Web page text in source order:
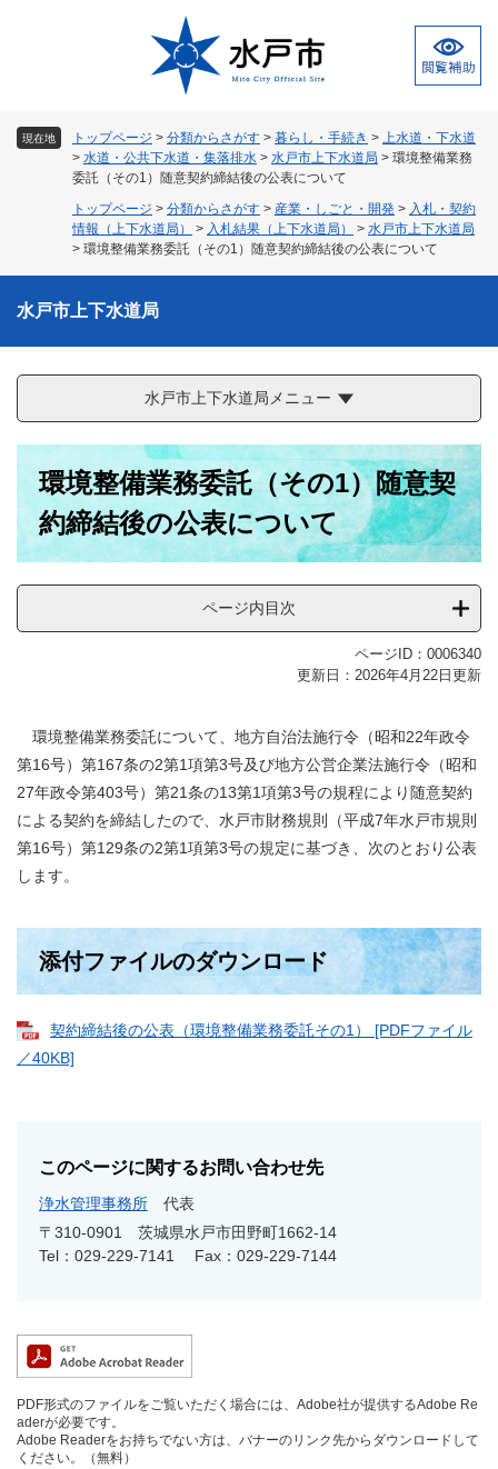
現在地 トップページ > 分類からさがす > 暮らし・手続き > 上水道・下水道
> 水道・公共下水道・集落排水 > 水戸市上下水道局 > 環境整備業務
委託（その1）随意契約締結後の公表について
トップページ > 分類からさがす > 産業・しごと・開発 > 入札・契約
情報（上下水道局）
> 入札結果（上下水道局） > 水戸市上下水道局
> 環境整備業務委託（その1）随意契約締結後の公表について
水戸市上下水道局
水戸市上下水道局メニュー
環境整備業務委託（その1）随意契
約締結後の公表について
ページ内目次
ページID：0006340
更新日：2026年4月22日更新
環境整備業務委託について、地方自治法施行令（昭和22年政令
第16号）第167条の2第1項第3号及び地方公営企業法施行令（昭和
27年政令第403号）第21条の13第1項第3号の規程により随意契約
による契約を締結したので、水戸市財務規則（平成7年水戸市規則
第16号）第129条の2第1項第3号の規定に基づき、次のとおり公表
します。
添付ファイルのダウンロード
契約締結後の公表（環境整備業務委託その1） [PDFファイル
／40KB]
このページに関するお問い合わせ先
浄水管理事務所
代表
〒310-0901
茨城県水戸市田野町1662-14
Tel：029-229-7141
Fax：029-229-7144
PDF形式のファイルをご覧いただく場合には、Adobe社が提供するAdobe Re
aderが必要です。
Adobe Readerをお持ちでない方は、バナーのリンク先からダウンロードして
ください。（無料）